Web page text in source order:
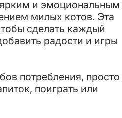
и эмоциональным
милых котов. Эта
сделать каждый
радости и игры
потребления, просто
поиграть или